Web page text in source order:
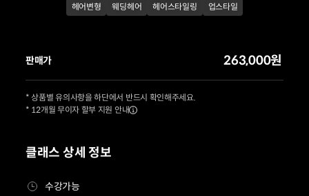
헤어변형 웨딩헤어 헤어스타일링 업스타일
클래스 상세 정보
수강가능
판매가 263,000원
* 상품별 유의사항을 하단에서 반드시 확인해주세요.
* 12개월 무이자 할부 지원 안내